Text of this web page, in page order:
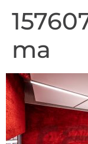
ma